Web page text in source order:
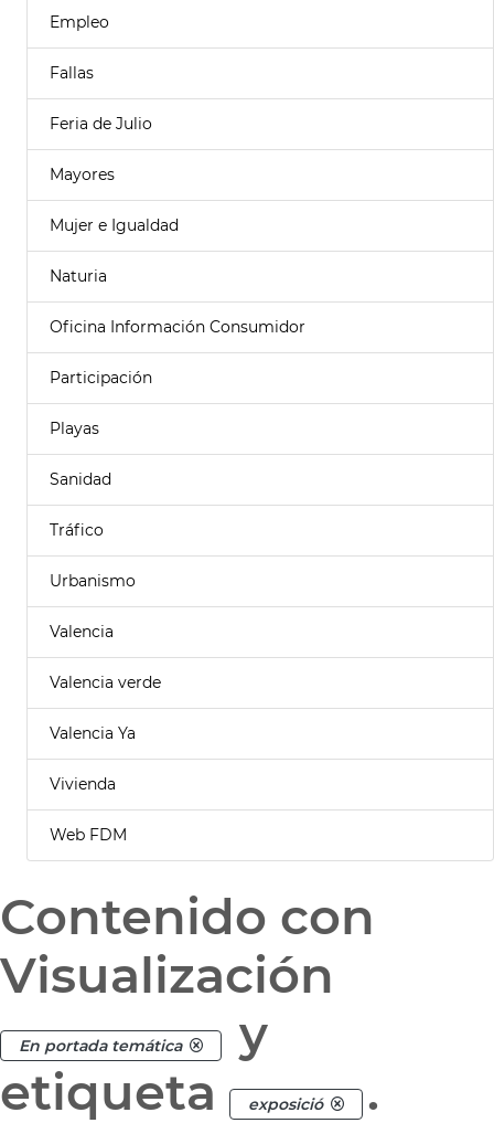
Empleo
Fallas
Feria de Julio
Mayores
Mujer e Igualdad
Naturia
Oficina Información Consumidor
Participación
Playas
Sanidad
Tráfico
Urbanismo
Valencia
Valencia verde
Valencia Ya
Vivienda
Web FDM
Contenido con
Visualización
En portada temática
y
etiqueta
exposició .